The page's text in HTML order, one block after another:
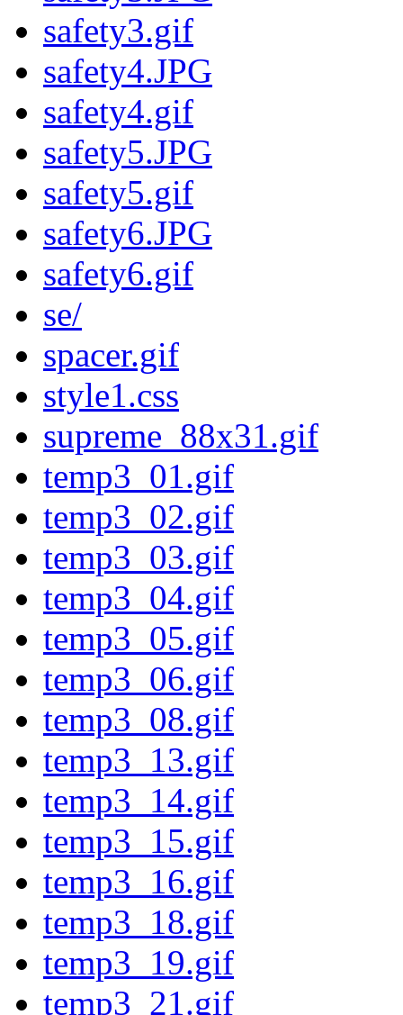
safety3.gif
safety4.JPG
safety4.gif
safety5.JPG
safety5.gif
safety6.JPG
safety6.gif
se/
spacer.gif
style1.css
supreme_88x31.gif
temp3_01.gif
temp3_02.gif
temp3_03.gif
temp3_04.gif
temp3_05.gif
temp3_06.gif
temp3_08.gif
temp3_13.gif
temp3_14.gif
temp3_15.gif
temp3_16.gif
temp3_18.gif
temp3_19.gif
temp3_21.gif